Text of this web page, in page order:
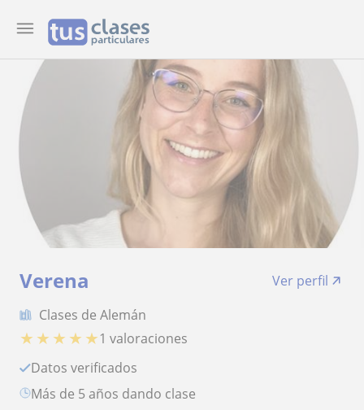
Verena
Ver perfil
Clases de Alemán
★ ★ ★ ★ ★1 valoraciones
Datos verificados
más de 5 años dando clase